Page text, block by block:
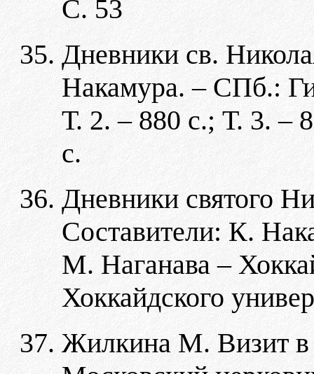
С. 53
Дневники св.
Накамура. – СПб.:
Т. 2. – 880 с.; Т. 3. –
с.
Дневники святого
Составители: К.
М. Наганава –
Хоккайдского
Жилкина М. Визит в